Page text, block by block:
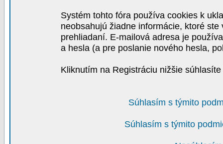
Systém tohto fóra používa cookies k
neobsahujú žiadne informácie, ktoré
prehliadaní. E-mailová adresa je
a hesla (a pre poslanie nového hesla,
Kliknutím na Registráciu nižšie
Súhlasím s týmito
Súhlasím s týmito